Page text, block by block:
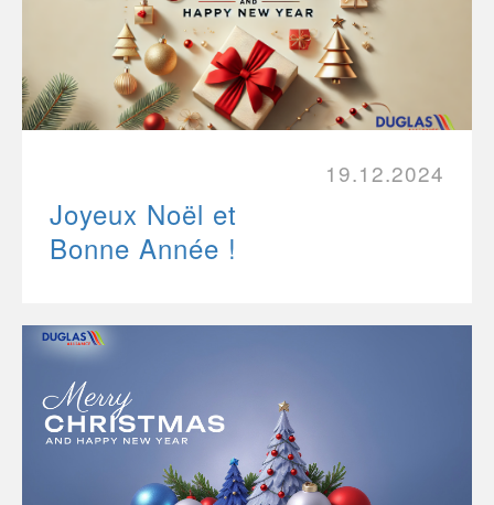
19.12.2024
Joyeux Noël et
Bonne Année !